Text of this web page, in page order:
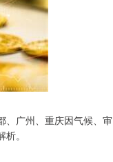
、广州、重庆因气候、审
。